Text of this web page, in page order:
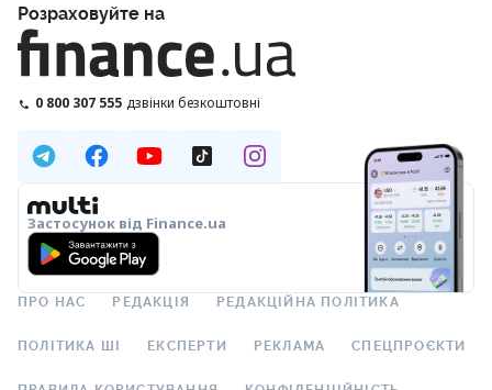
Розраховуйте на
0 800 307 555 дзвінки безкоштовні
Застосунок від Finance.ua
ПРО НАС РЕДАКЦІЯ РЕДАКЦІЙНА ПОЛІТИКА
ПОЛІТИКА ШІ ЕКСПЕРТИ РЕКЛАМА СПЕЦПРОЄКТИ